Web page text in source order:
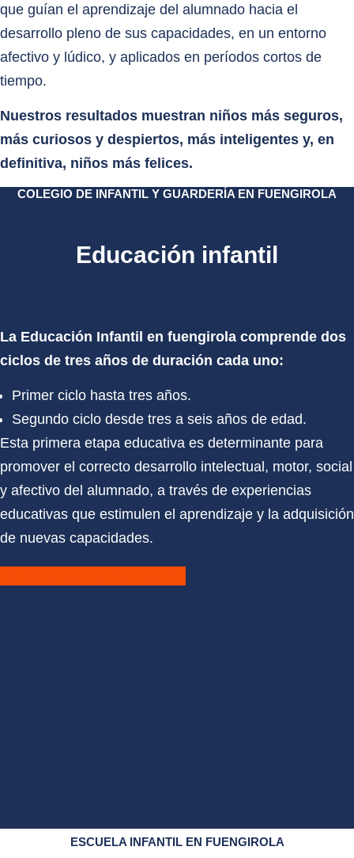
que guían el aprendizaje del alumnado hacia el
desarrollo pleno de sus capacidades, en un entorno
afectivo y lúdico, y aplicados en períodos cortos de
tiempo.
Nuestros resultados muestran niños más seguros,
más curiosos y despiertos, más inteligentes y, en
definitiva, niños más felices.
COLEGIO DE INFANTIL Y GUARDERÍA EN FUENGIROLA
Educación infantil
La Educación Infantil en fuengirola comprende dos
ciclos de tres años de duración cada uno:
Primer ciclo hasta tres años.
Segundo ciclo desde tres a seis años de edad.
Esta primera etapa educativa es determinante para
promover el correcto desarrollo intelectual, motor, social
y afectivo del alumnado, a través de experiencias
educativas que estimulen el aprendizaje y la adquisición
de nuevas capacidades.
ESCUELA INFANTIL EN FUENGIROLA